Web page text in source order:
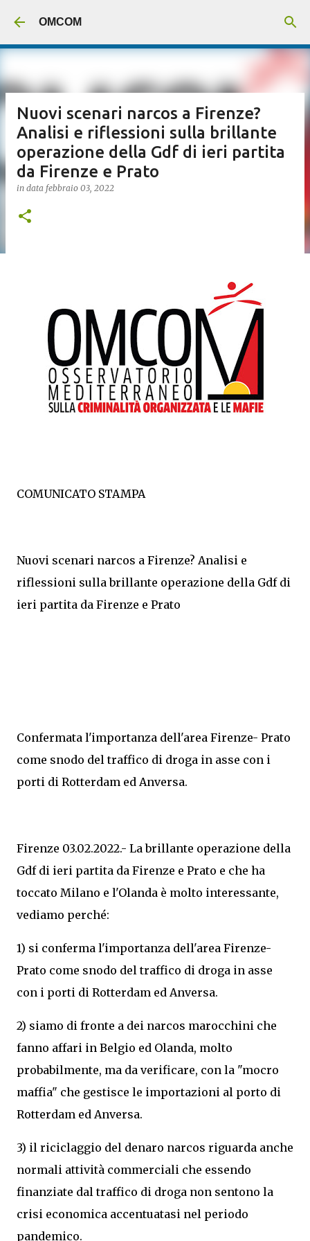
OMCOM
Nuovi scenari narcos a Firenze?
Analisi e riflessioni sulla brillante
operazione della Gdf di ieri partita
da Firenze e Prato
in data febbraio 03, 2022
COMUNICATO STAMPA
Nuovi scenari narcos a Firenze? Analisi e
riflessioni sulla brillante operazione della Gdf di
ieri partita da Firenze e Prato
Confermata l'importanza dell'area Firenze- Prato
come snodo del traffico di droga in asse con i
porti di Rotterdam ed Anversa.
Firenze 03.02.2022.- La brillante operazione della
Gdf di ieri partita da Firenze e Prato e che ha
toccato Milano e l'Olanda è molto interessante,
vediamo perché:
1) si conferma l'importanza dell'area Firenze-
Prato come snodo del traffico di droga in asse
con i porti di Rotterdam ed Anversa.
2) siamo di fronte a dei narcos marocchini che
fanno affari in Belgio ed Olanda, molto
probabilmente, ma da verificare, con la "mocro
maffia" che gestisce le importazioni al porto di
Rotterdam ed Anversa.
3) il riciclaggio del denaro narcos riguarda anche
normali attività commerciali che essendo
finanziate dal traffico di droga non sentono la
crisi economica accentuatasi nel periodo
pandemico.